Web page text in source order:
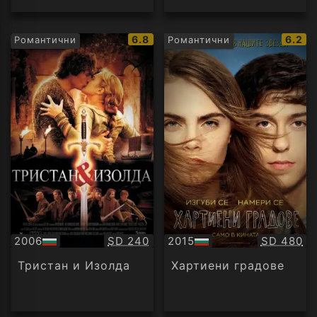
Романтични
IMDb
рейтинг:
6.8
2006
БГ
аудио
Качество:
SD 240
Тристан и Изолда
Романтични
IMDb
6.2
2015
БГ
аудио
SD 480
Хартиени градове